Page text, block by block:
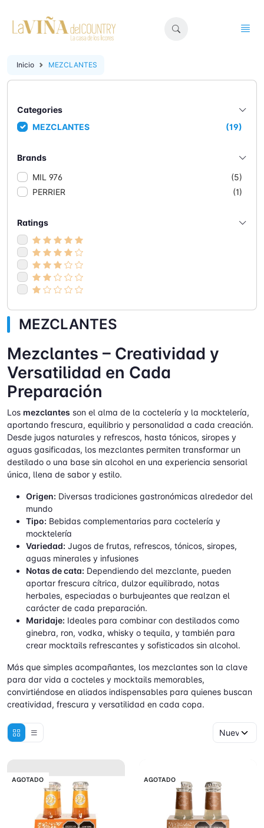
Inicio MEZCLANTES
Categories
MEZCLANTES
(19)
Brands
MIL 976
(5)
PERRIER
(1)
Ratings
MEZCLANTES
Mezclantes – Creatividad y
Versatilidad en Cada
Preparación
Los mezclantes son el alma de la coctelería y la mocktelería,
aportando frescura, equilibrio y personalidad a cada creación.
Desde jugos naturales y refrescos, hasta tónicos, siropes y
aguas gasificadas, los mezclantes permiten transformar un
destilado o una base sin alcohol en una experiencia sensorial
única, llena de sabor y estilo.
Origen: Diversas tradiciones gastronómicas alrededor del
mundo
Tipo: Bebidas complementarias para coctelería y
mocktelería
Variedad: Jugos de frutas, refrescos, tónicos, siropes,
aguas minerales y infusiones
Notas de cata: Dependiendo del mezclante, pueden
aportar frescura cítrica, dulzor equilibrado, notas
herbales, especiadas o burbujeantes que realzan el
carácter de cada preparación.
Maridaje: Ideales para combinar con destilados como
ginebra, ron, vodka, whisky o tequila, y también para
crear mocktails refrescantes y sofisticados sin alcohol.
Más que simples acompañantes, los mezclantes son la clave
para dar vida a cocteles y mocktails memorables,
convirtiéndose en aliados indispensables para quienes buscan
creatividad, frescura y versatilidad en cada copa.
AGOTADO AGOTADO